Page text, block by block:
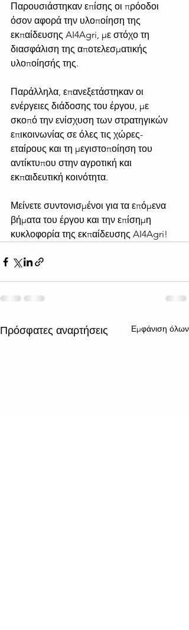
Παρουσιάστηκαν επίσης οι πρόοδοι
όσον αφορά την υλοποίηση της
εκπαίδευσης AI4Agri, με στόχο τη
διασφάλιση της αποτελεσματικής
υλοποίησής της.
Παράλληλα, επανεξετάστηκαν οι
ενέργειες διάδοσης του έργου, με
σκοπό την ενίσχυση των στρατηγικών
επικοινωνίας σε όλες τις χώρες-
εταίρους και τη μεγιστοποίηση του
αντίκτυπου στην αγροτική και
εκπαιδευτική κοινότητα.
Μείνετε συντονισμένοι για τα επόμενα
βήματα του έργου και την επίσημη
κυκλοφορία της εκπαίδευσης AI4Agri!
Πρόσφατες αναρτήσεις Εμφάνιση όλων